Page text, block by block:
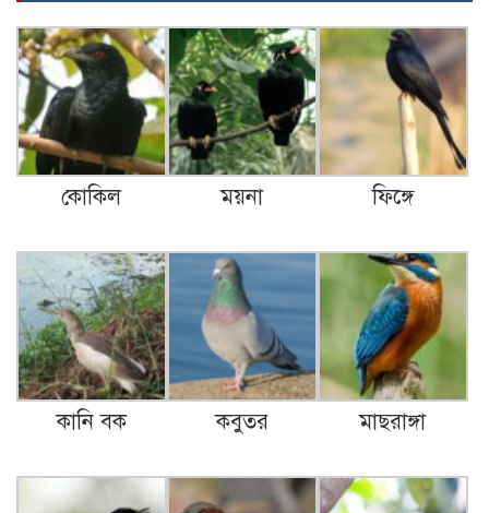
কোকিল ময়না ফিঙ্গে
কানি বক কবুতর মাছরাঙ্গা